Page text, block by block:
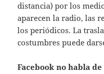
distancia) por los
aparecen la radio, las
los periódicos. La
costumbres puede
Facebook no habla de